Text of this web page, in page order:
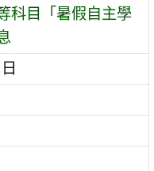
科目「暑假自主學